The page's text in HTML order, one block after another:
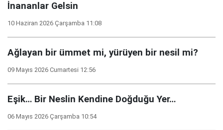
İnananlar Gelsin
10 Haziran 2026 Çarşamba 11:08
Ağlayan bir ümmet mi, yürüyen bir nesil mi?
09 Mayıs 2026 Cumartesi 12:56
Eşik… Bir Neslin Kendine Doğduğu Yer…
06 Mayıs 2026 Çarşamba 10:54